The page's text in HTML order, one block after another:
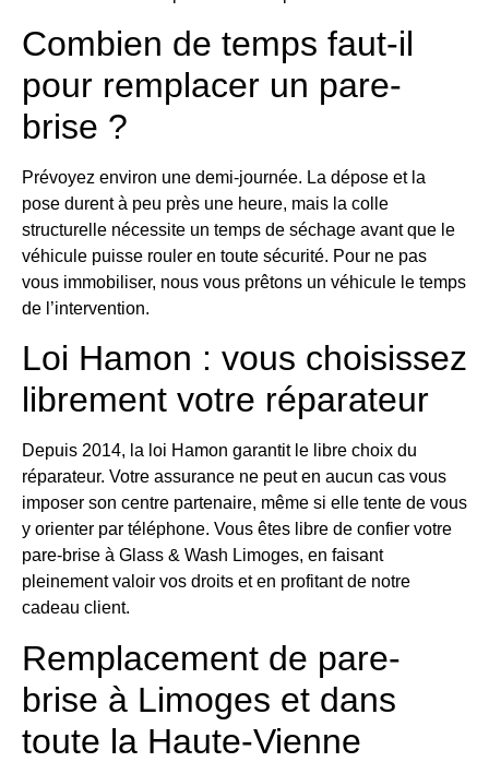
Combien de temps faut-il
pour remplacer un pare-
brise ?
Prévoyez environ une demi-journée. La dépose et la
pose durent à peu près une heure, mais la colle
structurelle nécessite un temps de séchage avant que le
véhicule puisse rouler en toute sécurité. Pour ne pas
vous immobiliser, nous vous prêtons un véhicule le temps
de l’intervention.
Loi Hamon : vous choisissez
librement votre réparateur
Depuis 2014, la loi Hamon garantit le libre choix du
réparateur. Votre assurance ne peut en aucun cas vous
imposer son centre partenaire, même si elle tente de vous
y orienter par téléphone. Vous êtes libre de confier votre
pare-brise à Glass & Wash Limoges, en faisant
pleinement valoir vos droits et en profitant de notre
cadeau client.
Remplacement de pare-
brise à Limoges et dans
toute la Haute-Vienne